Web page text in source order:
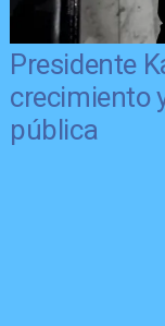
Presidente
crecimiento
pública